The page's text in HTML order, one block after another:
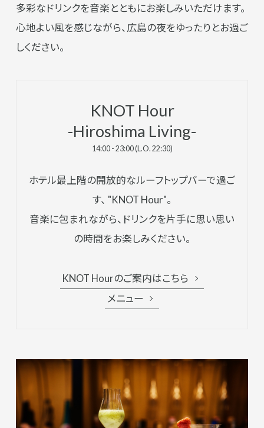
多彩なドリンクを音楽とともにお楽しみいただけます。
心地よい風を感じながら、広島の夜をゆったりとお過ご
しください。
KNOT Hour
-Hiroshima Living-
14:00 - 23:00 (L.O. 22:30)
ホテル最上階の開放的なルーフトップバーで過ご
す、 "KNOT Hour"。
音楽に包まれながら、ドリンクを片手に思い思い
の時間をお楽しみください。
KNOT Hourのご案内はこちら
メニュー